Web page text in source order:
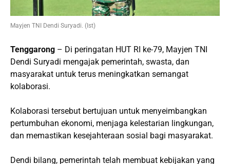
Mayjen TNI Dendi Suryadi. (Ist)
Tenggarong – Di peringatan HUT RI ke-79, Mayjen TNI
Dendi Suryadi mengajak pemerintah, swasta, dan
masyarakat untuk terus meningkatkan semangat
kolaborasi.
Kolaborasi tersebut bertujuan untuk menyeimbangkan
pertumbuhan ekonomi, menjaga kelestarian lingkungan,
dan memastikan kesejahteraan sosial bagi masyarakat.
Dendi bilang, pemerintah telah membuat kebijakan yang